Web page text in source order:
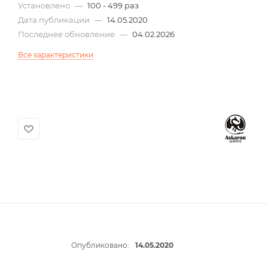
Установлено — 100 - 499 раз
Дата публикации — 14.05.2020
Последнее обновление — 04.02.2026
Все характеристики
Опубликовано:
14.05.2020